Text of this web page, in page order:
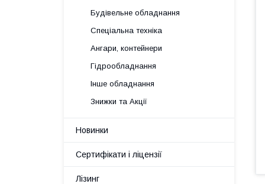
Будівельне обладнання
Спеціальна техніка
Ангари, контейнери
Гідрообладнання
Інше обладнання
Знижки та Акції
Новинки
Сертифікати і ліцензії
Лізинг